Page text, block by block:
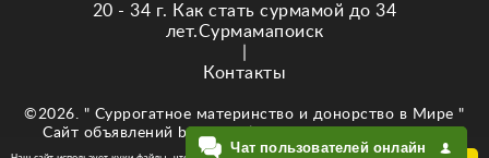
20 - 34 г. Как стать сурмамой до 34
лет.Сурмамапоиск
Контакты
©2026. " Суррогатное материнство и донорство в Мире "
Сайт объявлений baby-newlife.ru Кузнецова Е.В. ИНН
343518295874
Чат пользователей онлайн